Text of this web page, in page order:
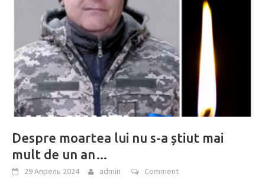
Despre moartea lui nu s-a știut mai
mult de un an…
29 Апрель 2024 admin Comment